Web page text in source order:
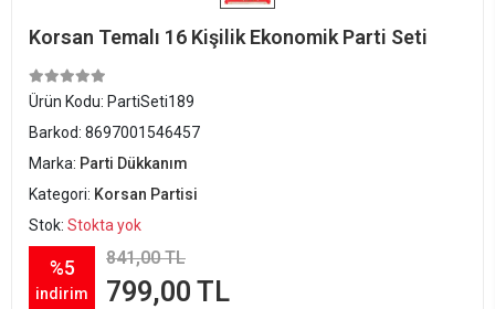
Korsan Temalı 16 Kişilik Ekonomik Parti Seti
Ürün Kodu: PartiSeti189
Barkod: 8697001546457
Marka: Parti Dükkanım
Kategori: Korsan Partisi
Stok: Stokta yok
%5
indirim
841,00 TL
799,00 TL